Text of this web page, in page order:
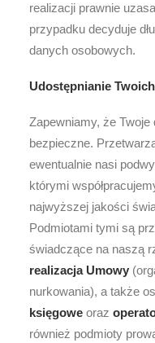
realizacji prawnie
przypadku decyduje
danych osobowych.
Udostępnianie
Zapewniamy, że
bezpieczne.
ewentualnie nasi
którymi
najwyższej jakości
Podmiotami tymi są
świadczące na naszą
realizacja Umowy
nurkowania), a także
księgowe oraz
również podmioty